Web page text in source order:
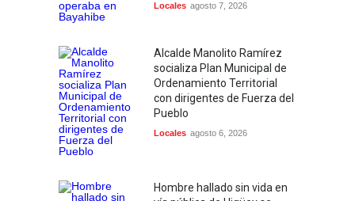
Locales agosto 7, 2026
Alcalde Manolito Ramírez
socializa Plan Municipal de
Ordenamiento Territorial
con dirigentes de Fuerza del
Pueblo
Locales agosto 6, 2026
Hombre hallado sin vida en